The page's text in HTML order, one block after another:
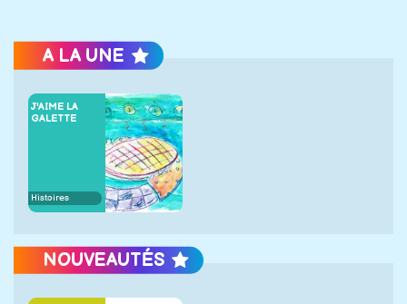
A LA UNE
J'AIME LA
GALETTE
Histoires
NOUVEAUTÉS